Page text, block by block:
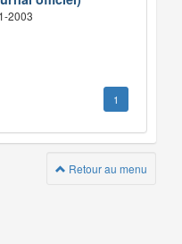
2003
1
Retour au menu